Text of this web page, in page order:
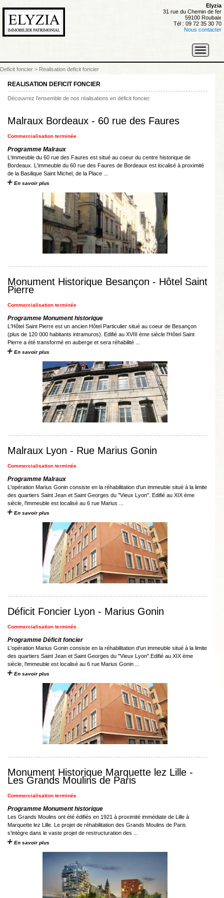
Elyzia
31 rue du Chemin de fer
59100 Roubaix
Tél : 09 72 35 30 70
Nous contacter
Toggle
Deficit foncier > Realisation deficit foncier
REALISATION DEFICIT FONCIER
Découvrez l'ensemble de nos réalisations en déficit foncier.
Malraux Bordeaux - 60 rue des Faures
Commercialisation terminée
Programme Malraux
L'immeuble du 60 rue des Faures est situé au coeur du centre historique de
Bordeaux. L'immeuble du 60 rue des Faures de Bordeaux est localisé à proximité
de la Basilique Saint Michel, de la Place ...
En savoir plus
Monument Historique Besançon - Hôtel Saint
Pierre
Commercialisation terminée
Programme Monument historique
L'Hôtel Saint Pierre est un ancien Hôtel Particulier situé au coeur de Besançon
(plus de 120 000 habitants intramuros). Edifié au XVIII ème siècle l'Hôtel Saint
Pierre a été transformé en auberge et sera réhabilité ...
En savoir plus
Malraux Lyon - Rue Marius Gonin
Commercialisation terminée
Programme Malraux
L'opération Marius Gonin consiste en la réhabilitation d'un immeuble situé à la limite
des quartiers Saint Jean et Saint Georges du "Vieux Lyon". Edifié au XIX ème
siècle, l'immeuble est localisé au 6 rue Marius ...
En savoir plus
Déficit Foncier Lyon - Marius Gonin
Commercialisation terminée
Programme Déficit foncier
L'opération Marius Gonin consiste en la réhabilitation d'un immeuble situé à la limite
des quartiers Saint Jean et Saint Georges du "Vieux Lyon".Edifié au XIX ème
siècle, l'immeuble est localisé au 6 rue Marius Gonin ...
En savoir plus
Monument Historique Marquette lez Lille -
Les Grands Moulins de Paris
Commercialisation terminée
Programme Monument historique
Les Grands Moulins ont été édifiés en 1921 à proximité immédiate de Lille à
Marquette lez Lille. Le projet de réhabilitation des Grands Moulins de Paris
s'intègre dans le vaste projet de restructuration des ...
En savoir plus